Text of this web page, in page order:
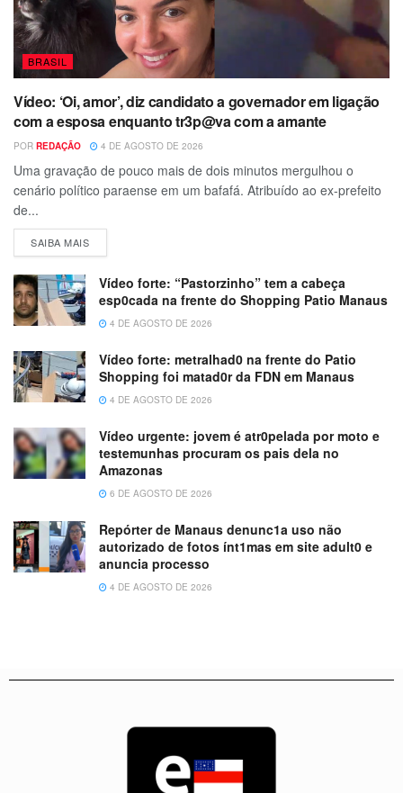
BRASIL
Vídeo: ‘Oi, amor’, diz candidato a governador em ligação
com a esposa enquanto tr3p@va com a amante
POR REDAÇÃO 4 DE AGOSTO DE 2026
Uma gravação de pouco mais de dois minutos mergulhou o
cenário político paraense em um bafafá. Atribuído ao ex-prefeito
de...
SAIBA MAIS
Vídeo forte: “Pastorzinho” tem a cabeça
esp0cada na frente do Shopping Patio Manaus
4 DE AGOSTO DE 2026
Vídeo forte: metralhad0 na frente do Patio
Shopping foi matad0r da FDN em Manaus
4 DE AGOSTO DE 2026
Vídeo urgente: jovem é atr0pelada por moto e
testemunhas procuram os pais dela no
Amazonas
6 DE AGOSTO DE 2026
Repórter de Manaus denunc1a uso não
autorizado de fotos ínt1mas em site adult0 e
anuncia processo
4 DE AGOSTO DE 2026